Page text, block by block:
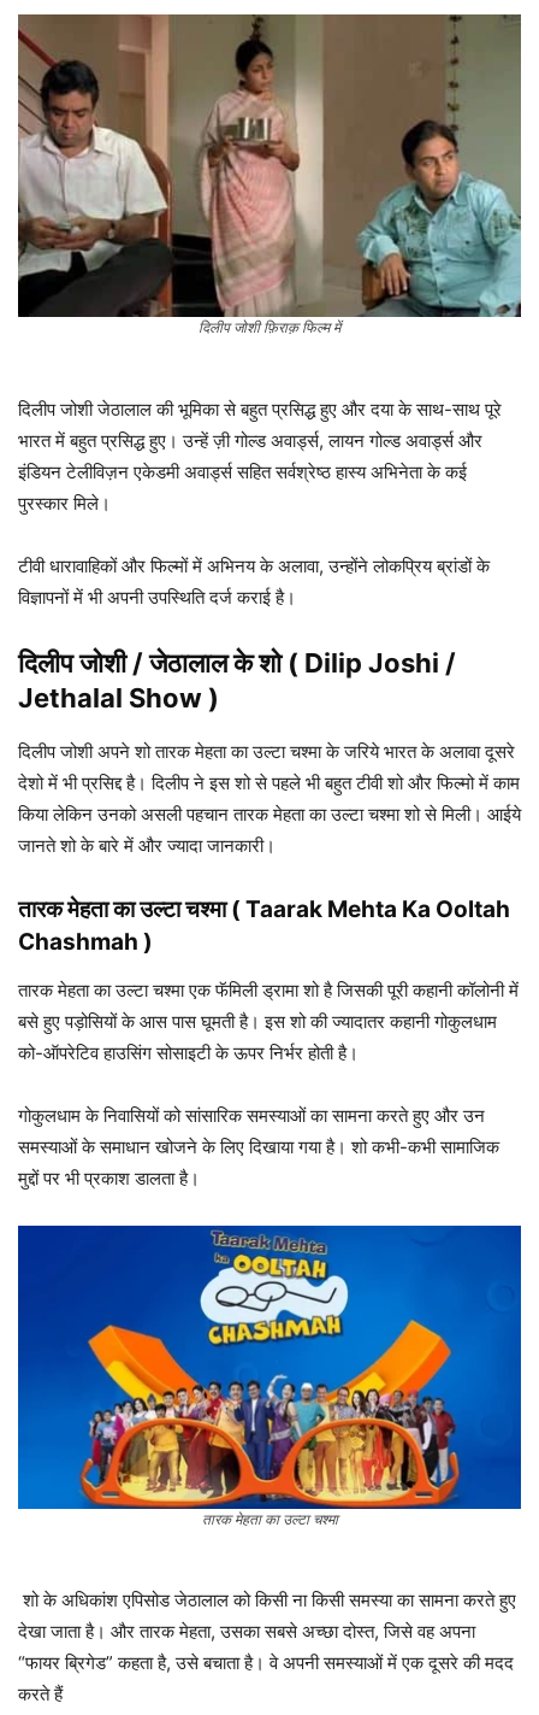
दिलीप जोशी फ़िराक़ फिल्म में
दिलीप जोशी जेठालाल की भूमिका से बहुत प्रसिद्ध हुए और दया के साथ-साथ पूरे
भारत में बहुत प्रसिद्ध हुए। उन्हें ज़ी गोल्ड अवार्ड्स, लायन गोल्ड अवार्ड्स और
इंडियन टेलीविज़न एकेडमी अवार्ड्स सहित सर्वश्रेष्ठ हास्य अभिनेता के कई
पुरस्कार मिले।
टीवी धारावाहिकों और फिल्मों में अभिनय के अलावा, उन्होंने लोकप्रिय ब्रांडों के
विज्ञापनों में भी अपनी उपस्थिति दर्ज कराई है।
दिलीप जोशी / जेठालालके शो ( Dilip Joshi /
Jethalal Show )
दिलीप जोशी अपने शो तारक मेहता का उल्टा चश्मा के जरिये भारत के अलावा दूसरे
देशो में भी प्रसिद्द है। दिलीप ने इस शो से पहले भी बहुत टीवी शो और फिल्मो में काम
किया लेकिन उनको असली पहचान तारक मेहता का उल्टा चश्मा शो से मिली। आईये
जानते शो के बारे में और ज्यादा जानकारी।
तारक मेहता का उल्टाचश्मा ( Taarak Mehta Ka Ooltah
Chashmah )
तारक मेहता का उल्टा चश्मा एक फॅमिली ड्रामा शो है जिसकी पूरी कहानी कॉलोनी में
बसे हुए पड़ोसियों के आस पास घूमती है। इस शो की ज्यादातर कहानी गोकुलधाम
को-ऑपरेटिव हाउसिंग सोसाइटी के ऊपर निर्भर होती है।
गोकुलधाम के निवासियों को सांसारिक समस्याओं का सामना करते हुए और उन
समस्याओं के समाधान खोजने के लिए दिखाया गया है। शो कभी-कभी सामाजिक
मुद्दों पर भी प्रकाश डालता है।
तारक मेहता का उल्टा चश्मा
शो के अधिकांश एपिसोड जेठालाल को किसी ना किसी समस्या का सामना करते हुए
देखा जाता है। और तारक मेहता, उसका सबसे अच्छा दोस्त, जिसे वह अपना
“फायर ब्रिगेड” कहता है, उसे बचाता है। वे अपनी समस्याओं में एक दूसरे की मदद
करते हैं